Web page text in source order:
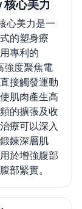
核心美力
心美力是一
的塑身療
專利的
強度聚焦電
接觸發運動
肌肉產生高
的擴張及收
療可以深入
鍊深層肌
於增強腹部
部緊實。